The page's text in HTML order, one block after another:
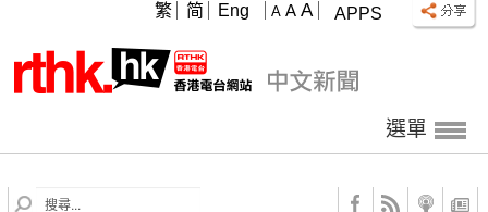
APPS
A A A
繁 简 Eng
選單
S